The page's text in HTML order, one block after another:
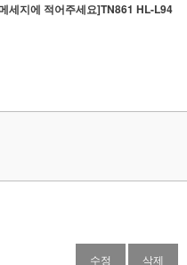
세지에 적어주세요]TN861 HL-L94
수정 삭제